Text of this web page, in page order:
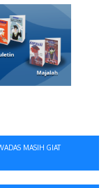
MASIH GIAT